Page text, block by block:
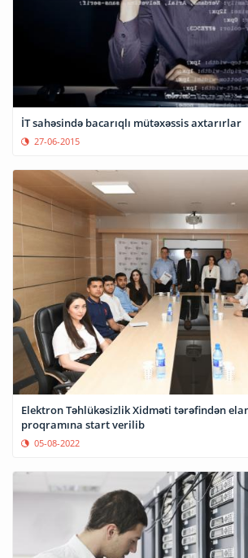
İT sahəsində bacarıqlı mütəxəssis axtarırlar
27-06-2015
Elektron Təhlükəsizlik Xidməti tərəfindən
proqramına start verilib
05-08-2022